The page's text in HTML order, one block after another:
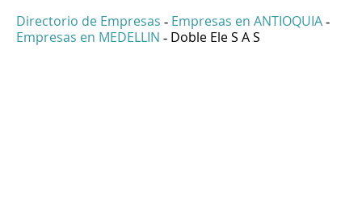
Directorio de Empresas - Empresas en ANTIOQUIA -
Empresas en MEDELLIN - Doble Ele S A S